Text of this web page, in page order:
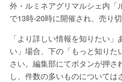
外・ルミネアグリマルシェ内「
で13時-20時に開催され、売り切
「より詳しい情報を知りたい
い」場合、下の「もっと知りた
さい。編集部にてボタンが押さ
し、件数の多いものについて